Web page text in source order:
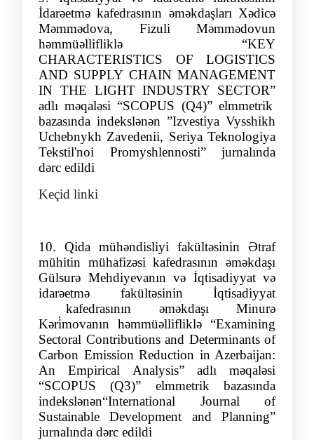
İdarəetmə kafedrasının əməkdaşları Xədicə
Məmmədоvа, Fizuli Məmmədovun
həmmüəllifliklə “KEY
CHARACTERISTICS OF LOGISTICS
AND SUPPLY CHAIN MANAGEMENT
IN THE LIGHT INDUSTRY SECTOR”
adlı məqaləsi “SCOPUS (Q4)” elmmetrik
bazasında indekslənən ”Izvestiya Vysshikh
Uchebnykh Zavedenii, Seriya Teknologiya
Tekstil'noi Promyshlennosti” jurnalında
dərc edildi
Keçid linki
10.
Qida mühəndisliyi fakültəsinin Ətraf
mühitin mühafizəsi kafedrasının əməkdaşı
Gülsurə Mehdiyevanın və İqtisadiyyat və
idarəetmə fakültəsinin İqtisadiyyat
kafedrasının əməkdaşı Minurə
Kəri̇movаnın həmmüəllifliklə “Examining
Sectoral Contributions and Determinants of
Carbon Emission Reduction in Azerbaijan:
An Empirical Analysis”adlı məqaləsi
“SCOPUS (Q3)” elmmetrik bazasında
indekslənən“International Journal of
Sustainable Development and Planning”
jurnalında dərc edildi